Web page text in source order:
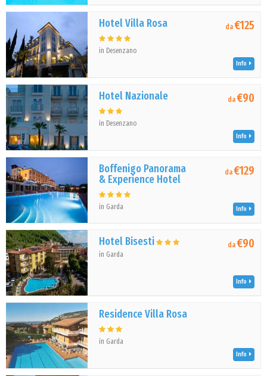
Hotel Villa Rosa
in Desenzano
da€125
Info
Hotel Nazionale
in Desenzano
da€90
Info
Boffenigo Panorama
& Experience Hotel
in Garda
da€129
Info
Hotel Bisesti
in Garda
da€90
Info
Residence Villa Rosa
in Garda
Info